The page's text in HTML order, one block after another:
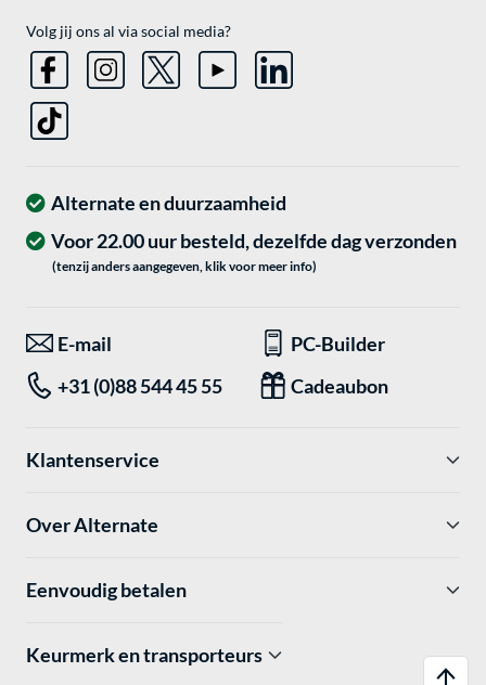
Volg jij ons al via social media?
Alternate en duurzaamheid
Voor 22.00 uur besteld, dezelfde dag verzonden
(tenzij anders aangegeven, klik voor meer info)
E-mail
PC-Builder
+31 (0)88 544 45 55
Cadeaubon
Klantenservice
Over Alternate
Eenvoudig betalen
Keurmerk en transporteurs